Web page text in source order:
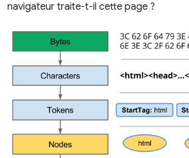
navigateur traite-t-il cette page ?